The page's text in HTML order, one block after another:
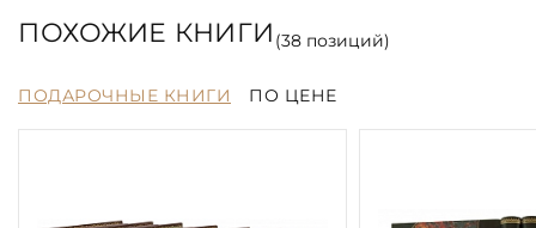
ПОХОЖИЕ КНИГИ (38позиций)
ПОДАРОЧНЫЕ КНИГИ ПО ЦЕНЕ